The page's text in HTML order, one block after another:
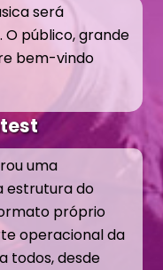
será
público, grande
bem-vindo
uma
estrutura do
próprio
operacional da
todos, desde